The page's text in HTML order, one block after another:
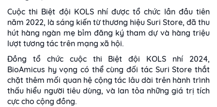
Cuộc thi Biệt đội KOLS nhí được tổ chức lần đầu tiên
năm 2022, là sáng kiến từ thương hiệu Suri Store, đã thu
hút hàng ngàn mẹ bỉm đăng ký tham dự và hàng triệu
lượt tương tác trên mạng xã hội.
Đồng tổ chức cuộc thi Biệt đội KOLS nhí 2024,
BioAmicus hy vọng có thể cùng đối tác Suri Store thắt
chặt thêm mối quan hệ cộng tác lâu dài trên hành trình
thấu hiểu người tiêu dùng, và lan tỏa những giá trị tích
cực cho cộng đồng.